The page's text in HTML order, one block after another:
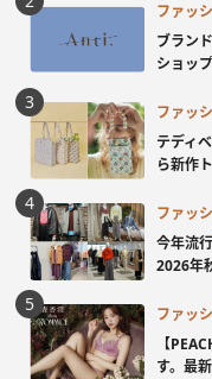
ファッ
ブラン
ショッ
ファッ
テディ
ら新作
ファッ
今年流
2026年
ファッ
【
す。最